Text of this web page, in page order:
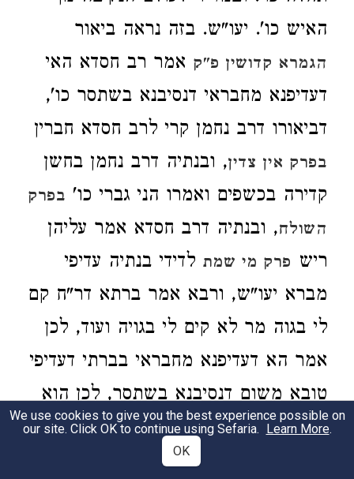
האיש כו'. יעו"ש. בזה נראה ביאור
הגמרא קדושין פ"ק אמר רב חסדא האי
דעדיפנא מחבראי דנסיבנא בשתסר כו',
דביאורו דרב נחמן קרי לרב חסדא חברין
בפרק אין צדין, ובנתיה דרב נחמן בחשן
קדירה בכשפים ואמרו הני גברי כו' בפרק
השולח, ובנתיה דרב חסדא אמר עליהן
ריש פרק מי שמת לדידי בנתיה עדיפי
מברא יעו"ש, ורבא אמר ברתא דר"ח קם
לי בגוה מר לא קים לי בגויה ועוד, לכן
אמר הא דעדיפנא מחבראי בברתי דעדיפי
טובא משום דנסיבנא בשתסר, לכן הוא
יותר לשם שמים כי נפסק ממנו חום
We use cookies to give you the best experience possible on
our site. Click OK to continue using Sefaria. Learn More.
OK